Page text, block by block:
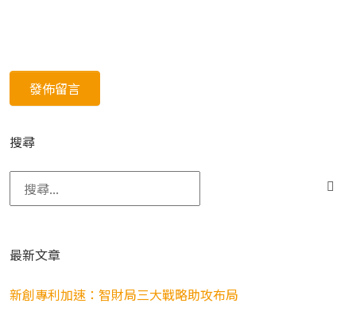
搜尋
搜尋關鍵字:
最新文章
新創專利加速：智財局三大戰略助攻布局